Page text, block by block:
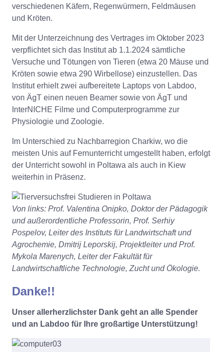
verschiedenen Käfern, Regenwürmern, Feldmäusen
und Kröten.
Mit der Unterzeichnung des Vertrages im Oktober 2023
verpflichtet sich das Institut ab 1.1.2024 sämtliche
Versuche und Tötungen von Tieren (etwa 20 Mäuse und
Kröten sowie etwa 290 Wirbellose) einzustellen. Das
Institut erhielt zwei aufbereitete Laptops von Labdoo,
von ÄgT einen neuen Beamer sowie von ÄgT und
InterNICHE Filme und Computerprogramme zur
Physiologie und Zoologie.
Im Unterschied zu Nachbarregion Charkiw, wo die
meisten Unis auf Fernunterricht umgestellt haben, erfolgt
der Unterricht sowohl in Poltawa als auch in Kiew
weiterhin in Präsenz.
Von links: Prof. Valentina Onipko, Doktor der Pädagogik
und außerordentliche Professorin, Prof. Serhiy
Pospelov, Leiter des Instituts für Landwirtschaft und
Agrochemie, Dmitrij Leporskij, Projektleiter und Prof.
Mykola Marenych, Leiter der Fakultät für
Landwirtschaftliche Technologie, Zucht und Ökologie.
Danke!!
Unser allerherzlichster Dank geht an alle Spender
und an Labdoo für Ihre großartige Unterstützung!